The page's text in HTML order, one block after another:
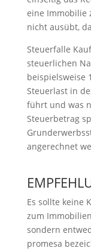
eine Immobilie
nicht ausübt,
Steuerfalle
steuerlichen
beispielsweise
Steuerlast in
führt und was
Steuerbetrag
angerechnet
Es sollte keine
zum
sondern
promesa